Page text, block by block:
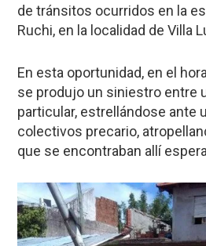
de tránsitos ocurridos en la
Ruchi, en la localidad de Villa
En esta oportunidad, en el
se produjo un siniestro entre
particular, estrellándose ante
colectivos precario,
que se encontraban allí